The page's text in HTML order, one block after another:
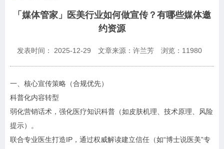
「媒体管家」医美行业如何做宣传？有哪些媒体邀
约资源
发表时间： 2025-12-29 文章来源：许兰芳 浏览： 11980
一、核心宣传策略（合规优先）
科普化内容转型
弱化营销话术，强化医疗知识科普（如皮肤机理、技术原理、风险
提示）。
联合专业医生打造IP，通过权威解读建立信任（如“博士说医美”专